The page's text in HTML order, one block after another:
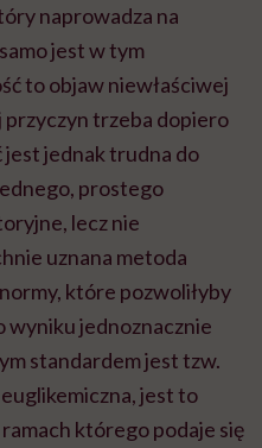
naprowadza na
jest w tym
to objaw niewłaściwej
przyczyn trzeba dopiero
jednak trudna do
prostego
lecz nie
uznana metoda
które pozwoliłyby
wyniku jednoznacznie
standardem jest tzw.
jest to
którego podaje się